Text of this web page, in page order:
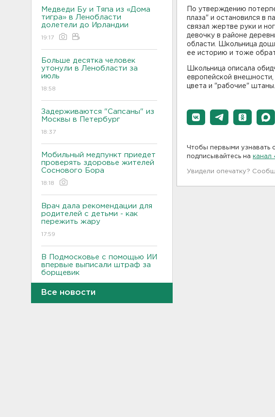
Медведи Бу и Тяпа из «Дома
тигра» в Ленобласти
долетели до Ирландии
19:17
Больше десятка человек
утонули в Ленобласти за
июль
18:58
Задерживаются "Сапсаны" из
Москвы в Петербург
18:37
Мобильный медпункт приедет
проверять здоровье жителей
Соснового Бора
18:18
Врач дала рекомендации для
родителей с детьми - как
пережить жару
17:59
В Подмосковье с помощью ИИ
впервые выписали штраф за
борщевик
Все новости
По утверждению
плаза" и остановился в
связал жертве руки и
девочку в районе
области. Школьница
ее историю и тоже
Школьница описала
европейской
цвета и "рабочие" штаны.
Чтобы первыми узнавать
подписывайтесь на канал
Увидели опечатку?